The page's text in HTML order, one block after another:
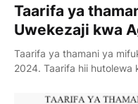
Taarifa ya
Uwekezaji kwa
Taarifa ya thamani ya
2024. Taarifa hii hutolewa